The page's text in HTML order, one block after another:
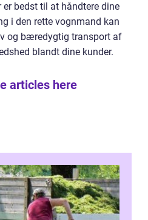
bedst til at håndtere dine
i den rette vognmand kan
og bæredygtig transport af
blandt dine kunder.
articles here